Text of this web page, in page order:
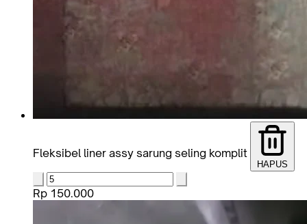
Fleksibel liner assy sarung seling komplit
HAPUS
Rp 150.000